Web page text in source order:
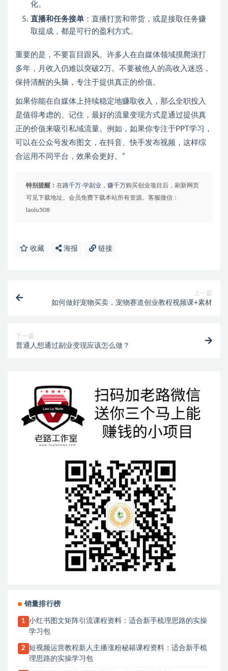
化。
直播和任务接单 ：直播打赏和带货，或是接取任务赚
取提成，都是可行的盈利方式。
重要的是，不要盲目跟风。许多人在自媒体领域摸爬滚打
多年，月收入仍难以突破2万。不要被他人的高收入迷惑，
保持清醒的头脑，专注于提供真正的价值。
如果你能在自媒体上持续稳定地赚取收入，那么全职投入
是值得考虑的。记住，最好的流量变现方式是通过提供真
正的价值来吸引私域流量。例如，如果你专注于PPT学习，
可以在公众号发布图文，在抖音、快手发布视频，这样综
合运用不同平台，效果会更好。”
特别提醒： 在路千万-学副业，赚千万购买创业项目后，刷新网页
可见下载地址。会员免费下载本站所有资源。客服微信：
laolu508
收藏 海报 链接
上一篇
如何做好宠物买卖，宠物赛道创业教程视频课+素材
下一篇
普通人想通过副业变现应该怎么做？
销量排行榜
1
小红书图文矩阵引流课程资料：适合新手梳理思路的实操
学习包
2
短视频运营教程新人主播涨粉秘籍课程资料：适合新手梳
理思路的实操学习包